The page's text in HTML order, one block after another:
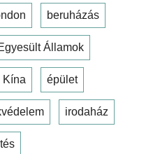
beruházás
Államok
Kína épület
irodaház